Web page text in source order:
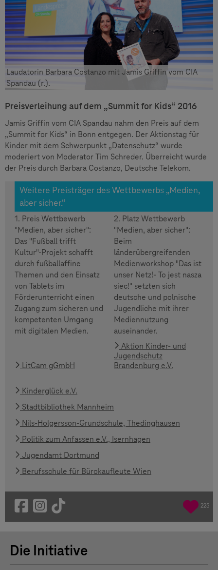
Laudatorin Barbara Costanzo mit Jamis Griffin vom CIA
Spandau (r.).
Preisverleihung auf dem „Summit for Kids“ 2016
Jamis Griffin vom CIA Spandau nahm den Preis auf dem
„Summit for Kids“ in Bonn entgegen. Der Aktionstag für
Kinder mit dem Schwerpunkt „Datenschutz“ wurde
moderiert von Moderator Tim Schreder. Überreicht wurde
der Preis durch Barbara Costanzo, Deutsche Telekom.
Weitere Preisträger des Wettbewerbs „Medien,
aber sicher.“
1. Preis Wettbewerb
"Medien, aber sicher":
Das "Fußball trifft
Kultur"-Projekt schafft
durch fußballaffine
Themen und den Einsatz
von Tablets im
Förderunterricht einen
Zugang zum sicheren und
kompetenten Umgang
mit digitalen Medien.
LitCam gGmbH
2. Platz Wettbewerb
"Medien, aber sicher":
Beim
länderübergreifenden
Medienworkshop "Das ist
unser Netz!- To jest nasza
siec!" setzten sich
deutsche und polnische
Jugendliche mit ihrer
Mediennutzung
auseinander.
Aktion Kinder- und
Jugendschutz
Brandenburg e.V.
Kinderglück e.V.
Stadtbibliothek Mannheim
Nils-Holgersson-Grundschule, Thedinghausen
Politik zum Anfassen e.V., Isernhagen
Jugendamt Dortmund
Berufsschule für Bürokaufleute Wien
225
Die Initiative